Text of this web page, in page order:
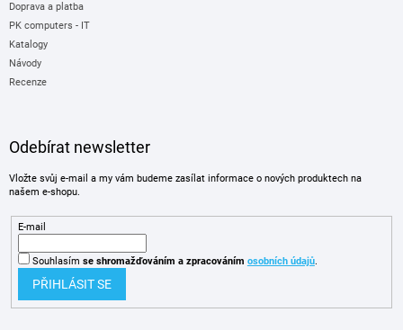
Doprava a platba
PK computers - IT
Katalogy
Návody
Recenze
Odebírat newsletter
Vložte svůj e-mail a my vám budeme zasílat informace o nových produktech na
našem e-shopu.
E-mail
Souhlasím se shromažďováním a zpracováním osobních údajů.
PŘIHLÁSIT SE